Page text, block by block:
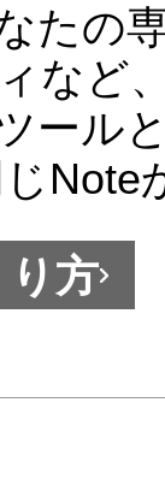
たの
など
ール
り方